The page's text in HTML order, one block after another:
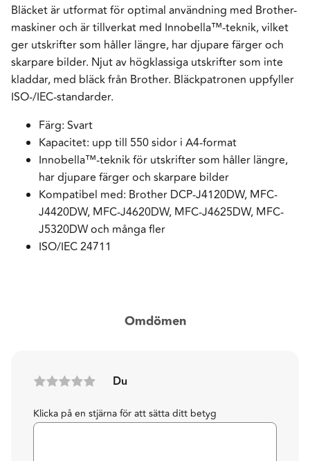
Bläcket är utformat för optimal användning med Brother-
maskiner och är tillverkat med Innobella™-teknik, vilket
ger utskrifter som håller längre, har djupare färger och
skarpare bilder. Njut av högklassiga utskrifter som inte
kladdar, med bläck från Brother. Bläckpatronen uppfyller
ISO-/IEC-standarder.
Färg: Svart
Kapacitet: upp till 550 sidor i A4-format
Innobella™-teknik för utskrifter som håller längre,
har djupare färger och skarpare bilder
Kompatibel med: Brother DCP-J4120DW, MFC-
J4420DW, MFC-J4620DW, MFC-J4625DW, MFC-
J5320DW och många fler
ISO/IEC 24711
Omdömen
Du
Klicka på en stjärna för att sätta ditt betyg